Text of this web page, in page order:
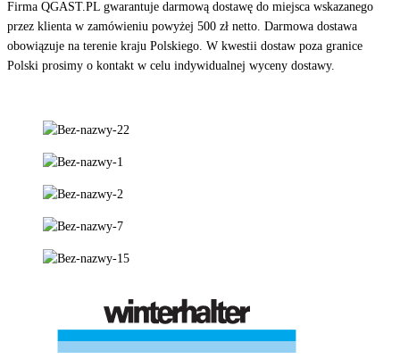
Firma QGAST.PL gwarantuje darmową dostawę do miejsca wskazanego
przez klienta w zamówieniu powyżej 500 zł netto. Darmowa dostawa
obowiązuje na terenie kraju Polskiego. W kwestii dostaw poza granice
Polski prosimy o kontakt w celu indywidualnej wyceny dostawy.